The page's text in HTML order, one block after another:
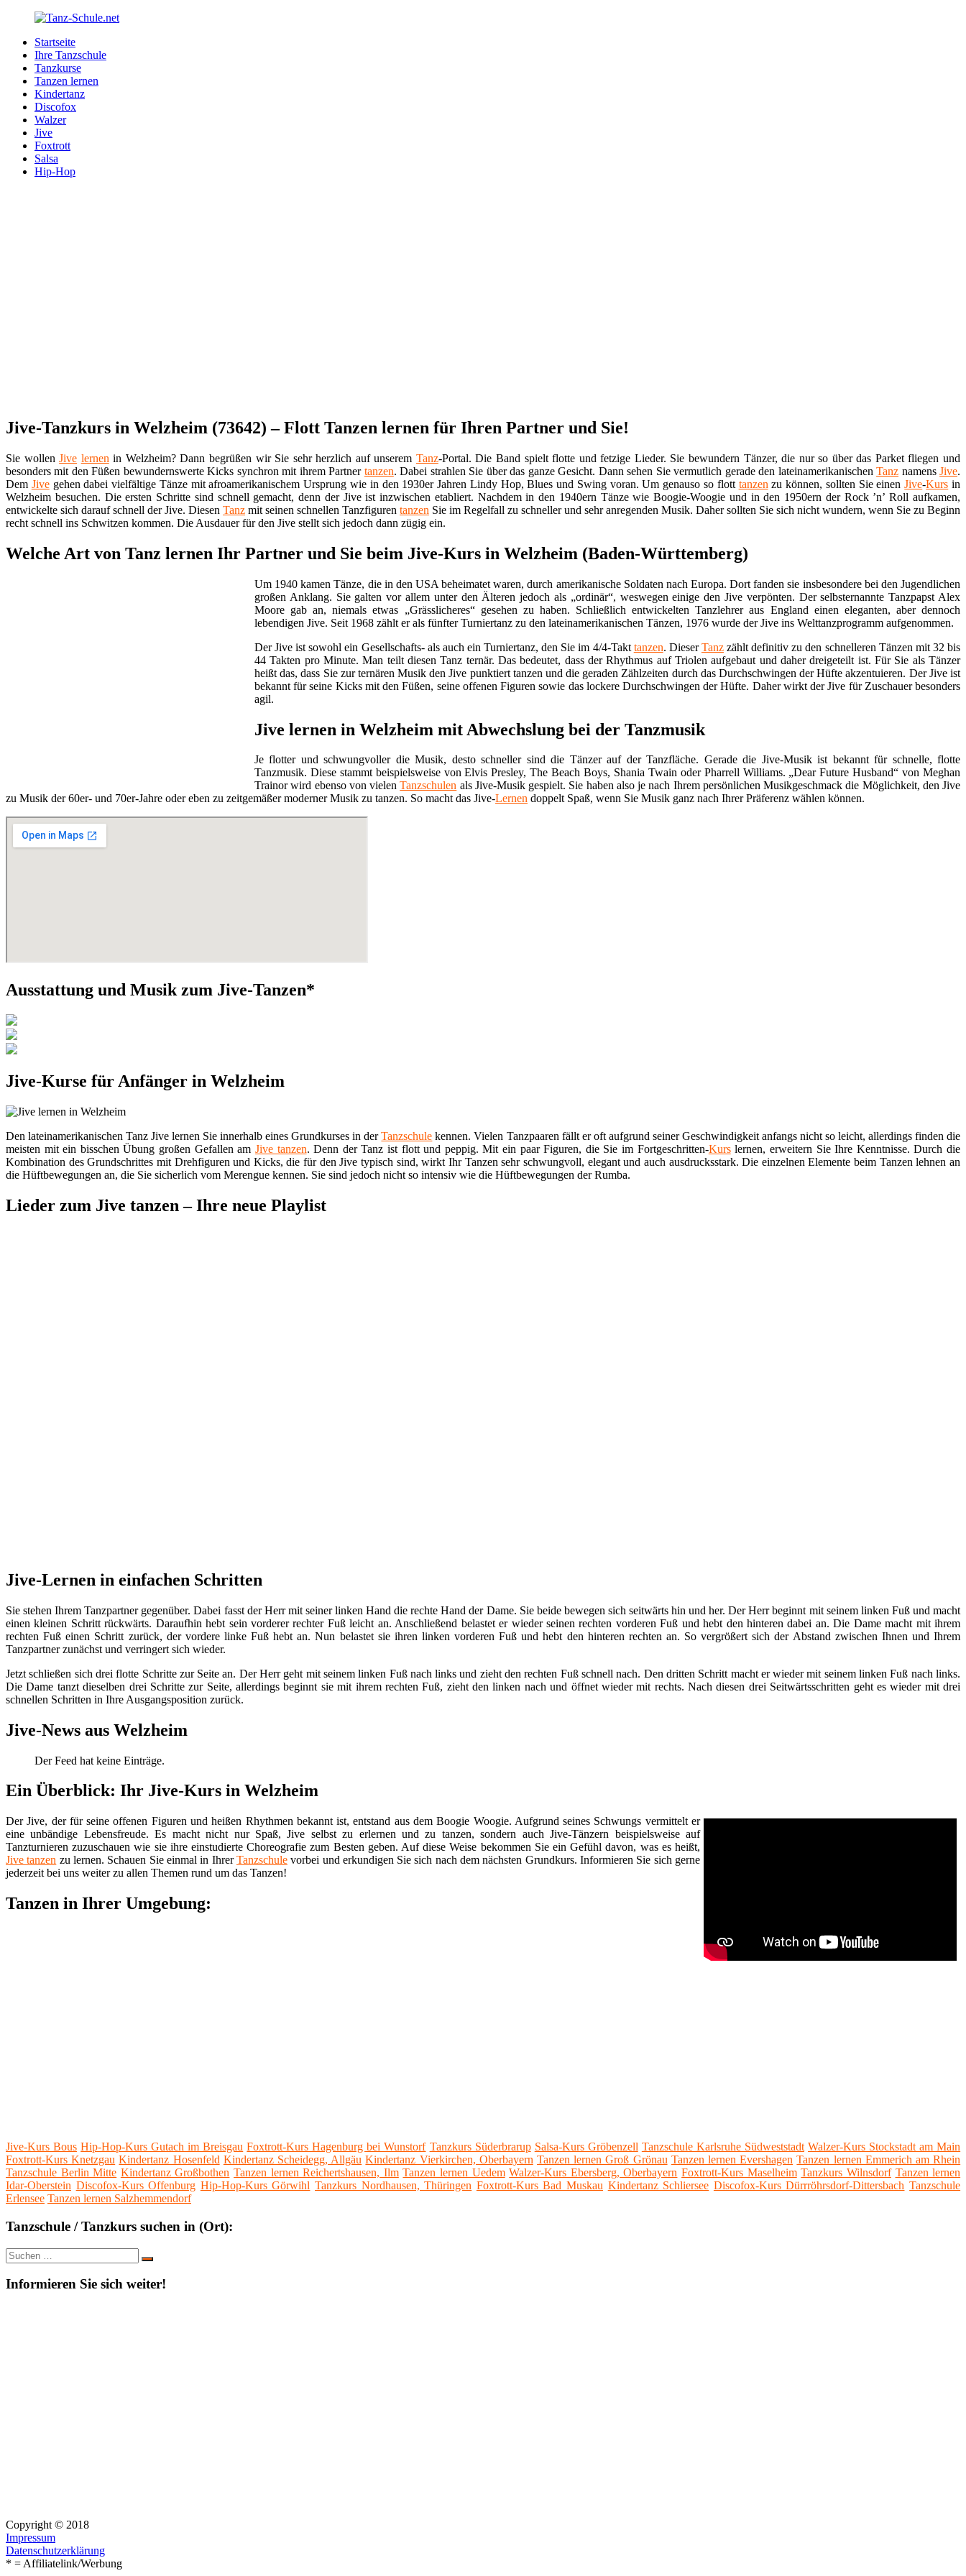
Zurück
Inhalt
Tanz-
Schule.net
Ihre
Tanzschule
Internet
Startseite
Ihre Tanzschule
Tanzkurse
Tanzen lernen
Kindertanz
Discofox
Walzer
Jive
Foxtrott
Salsa
Hip-Hop
Jive-Tanzkurs in Welzheim (73642) – Flott Tanzen lernen für Ihren Partner und Sie!
Sie wollenJive lernen in Welzheim? Dann begrüßen wir Sie sehr herzlich auf unserem Tanz-Portal. Die Band spielt flotte und fetzige Lieder. Sie bewundern Tänzer, die nur so über das Parket fliegen und
besonders mit den Füßen bewundernswerte Kicks synchron mit ihrem Partner tanzen. Dabei strahlen Sie über das ganze Gesicht. Dann sehen Sie vermutlich gerade den lateinamerikanischenTanz namensJive.
Dem Jivegehen dabei vielfältige Tänze mit afroamerikanischem Ursprung wie in den 1930er Jahren Lindy Hop, Blues und Swing voran. Um genauso so flott tanzen zu können, sollten Sie einenJive-Kurs in
Welzheim besuchen. Die ersten Schritte sind schnell gemacht, denn der Jive ist inzwischen etabliert. Nachdem in den 1940ern Tänze wie Boogie-Woogie und in den 1950ern der Rock ’n’ Roll aufkamen,
entwickelte sich darauf schnell der Jive. Diesen Tanz mit seinen schnellen Tanzfiguren tanzen Sie im Regelfall zu schneller und sehr anregenden Musik. Daher sollten Sie sich nicht wundern, wenn Sie zu Beginn
recht schnell ins Schwitzen kommen. Die Ausdauer für den Jive stellt sich jedoch dann zügig ein.
Welche Art von Tanz lernen Ihr Partner und Sie beim Jive-Kurs in Welzheim (Baden-Württemberg)
Um 1940 kamen Tänze, die in den USA beheimatet waren, durch amerikanische Soldaten nach Europa. Dort fanden sie insbesondere bei den Jugendlichen
großen Anklang. Sie galten vor allem unter den Älteren jedoch als „ordinär“, weswegen einige den Jive verpönten. Der selbsternannte Tanzpapst Alex
Moore gab an, niemals etwas „Grässlicheres“ gesehen zu haben. Schließlich entwickelten Tanzlehrer aus England einen eleganten, aber dennoch
lebendigen Jive. Seit 1968 zählt er als fünfter Turniertanz zu den lateinamerikanischen Tänzen, 1976 wurde der Jive ins Welttanzprogramm aufgenommen.
Der Jive ist sowohl ein Gesellschafts- als auch ein Turniertanz, den Sie im 4/4-Takt tanzen. DieserTanzzählt definitiv zu den schnelleren Tänzen mit 32 bis
44 Takten pro Minute. Man teilt diesen Tanz ternär. Das bedeutet, dass der Rhythmus auf Triolen aufgebaut und daher dreigeteilt ist. Für Sie als Tänzer
heißt das, dass Sie zur ternären Musik den Jive punktiert tanzen und die geraden Zählzeiten durch das Durchschwingen der Hüfte akzentuieren. Der Jive ist
bekannt für seine Kicks mit den Füßen, seine offenen Figuren sowie das lockere Durchschwingen der Hüfte. Daher wirkt der Jive für Zuschauer besonders
agil.
Jive lernen in Welzheim mit Abwechslung bei der Tanzmusik
Je flotter und schwungvoller die Musik, desto schneller sind die Tänzer auf der Tanzfläche. Gerade die Jive-Musik ist bekannt für schnelle, flotte
Tanzmusik. Diese stammt beispielsweise von Elvis Presley, The Beach Boys, Shania Twain oder Pharrell Williams. „Dear Future Husband“ von Meghan
Trainor wird ebenso von vielenTanzschulen als Jive-Musik gespielt. Sie haben also je nach Ihrem persönlichen Musikgeschmack die Möglichkeit, den Jive
zu Musik der 60er- und 70er-Jahre oder eben zu zeitgemäßer moderner Musik zu tanzen. So macht das Jive-Lernen doppelt Spaß, wenn Sie Musik ganz nach Ihrer Präferenz wählen können.
Ausstattung und Musik zum Jive-Tanzen*
Jive-Kurse für Anfänger in Welzheim
Den lateinamerikanischen Tanz Jive lernen Sie innerhalb eines Grundkurses in derTanzschule kennen. Vielen Tanzpaaren fällt er oft aufgrund seiner Geschwindigkeit anfangs nicht so leicht, allerdings finden die
meisten mit ein bisschen Übung großen Gefallen am Jive tanzen. Denn der Tanz ist flott und peppig. Mit ein paar Figuren, die Sie im Fortgeschritten-Kurslernen, erweitern Sie Ihre Kenntnisse. Durch die
Kombination des Grundschrittes mit Drehfiguren und Kicks, die für den Jive typisch sind, wirkt Ihr Tanzen sehr schwungvoll, elegant und auch ausdrucksstark. Die einzelnen Elemente beim Tanzen lehnen an
die Hüftbewegungen an, die Sie sicherlich vom Merengue kennen. Sie sind jedoch nicht so intensiv wie die Hüftbewegungen der Rumba.
Lieder zum Jive tanzen – Ihre neue Playlist
Jive-Lernen in einfachen Schritten
Sie stehen Ihrem Tanzpartner gegenüber. Dabei fasst der Herr mit seiner linken Hand die rechte Hand der Dame. Sie beide bewegen sich seitwärts hin und her. Der Herr beginnt mit seinem linken Fuß und macht
einen kleinen Schritt rückwärts. Daraufhin hebt sein vorderer rechter Fuß leicht an. Anschließend belastet er wieder seinen rechten vorderen Fuß und hebt den hinteren dabei an. Die Dame macht mit ihrem
rechten Fuß einen Schritt zurück, der vordere linke Fuß hebt an. Nun belastet sie ihren linken vorderen Fuß und hebt den hinteren rechten an. So vergrößert sich der Abstand zwischen Ihnen und Ihrem
Tanzpartner zunächst und verringert sich wieder.
Jetzt schließen sich drei flotte Schritte zur Seite an. Der Herr geht mit seinem linken Fuß nach links und zieht den rechten Fuß schnell nach. Den dritten Schritt macht er wieder mit seinem linken Fuß nach links.
Die Dame tanzt dieselben drei Schritte zur Seite, allerdings beginnt sie mit ihrem rechten Fuß, zieht den linken nach und öffnet wieder mit rechts. Nach diesen drei Seitwärtsschritten geht es wieder mit drei
schnellen Schritten in Ihre Ausgangsposition zurück.
Jive-News aus Welzheim
Der Feed hat keine Einträge.
Ein Überblick: Ihr Jive-Kurs in Welzheim
Der Jive, der für seine offenen Figuren und heißen Rhythmen bekannt ist, entstand aus dem Boogie Woogie. Aufgrund seines Schwungs vermittelt er
eine unbändige Lebensfreude. Es macht nicht nur Spaß, Jive selbst zu erlernen und zu tanzen, sondern auch Jive-Tänzern beispielsweise auf
Tanzturnieren zuzuschauen wie sie ihre einstudierte Choreografie zum Besten geben. Auf diese Weise bekommen Sie ein Gefühl davon, was es heißt,
Jive tanzen zu lernen. Schauen Sie einmal in IhrerTanzschulevorbei und erkundigen Sie sich nach dem nächsten Grundkurs. Informieren Sie sich gerne
jederzeit bei uns weiter zu allen Themen rund um das Tanzen!
Tanzen in Ihrer Umgebung:
Jive-Kurs Bous Hip-Hop-Kurs Gutach im Breisgau Foxtrott-Kurs Hagenburg bei Wunstorf Tanzkurs Süderbrarup Salsa-Kurs Gröbenzell Tanzschule Karlsruhe Südweststadt Walzer-Kurs Stockstadt am Main
Foxtrott-Kurs Knetzgau Kindertanz Hosenfeld Kindertanz Scheidegg, Allgäu Kindertanz Vierkirchen, Oberbayern Tanzen lernen Groß Grönau Tanzen lernen Evershagen Tanzen lernen Emmerich am Rhein
Tanzschule Berlin Mitte Kindertanz Großbothen Tanzen lernen Reichertshausen, Ilm Tanzen lernen Uedem Walzer-Kurs Ebersberg, Oberbayern Foxtrott-Kurs Maselheim Tanzkurs Wilnsdorf Tanzen lernen
Idar-Oberstein Discofox-Kurs Offenburg Hip-Hop-Kurs Görwihl Tanzkurs Nordhausen, Thüringen Foxtrott-Kurs Bad Muskau Kindertanz Schliersee Discofox-Kurs Dürrröhrsdorf-Dittersbach Tanzschule
Erlensee Tanzen lernen Salzhemmendorf
Tanzschule / Tanzkurs suchen in (Ort):
Suche
nach:
Suchen
Informieren Sie sich weiter!
Copyright © 2018
Impressum
Datenschutzerklärung
* = Affiliatelink/Werbung